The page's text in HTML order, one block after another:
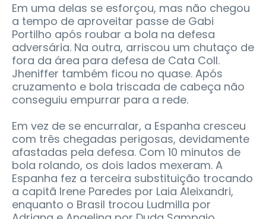
Em uma delas se esforçou, mas não chegou
a tempo de aproveitar passe de Gabi
Portilho após roubar a bola na defesa
adversária. Na outra, arriscou um chutaço de
fora da área para defesa de Cata Coll.
Jheniffer também ficou no quase. Após
cruzamento e bola triscada de cabeça não
conseguiu empurrar para a rede.
Em vez de se encurralar, a Espanha cresceu
com três chegadas perigosas, devidamente
afastadas pela defesa. Com 10 minutos de
bola rolando, os dois lados mexeram. A
Espanha fez a terceira substituição trocando
a capitã Irene Paredes por Laia Aleixandri,
enquanto o Brasil trocou Ludmilla por